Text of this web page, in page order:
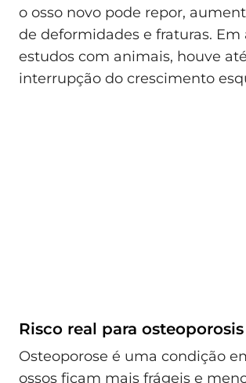
o osso novo pode repor,
de deformidades e fraturas. Em
estudos com animais, houve até
interrupção do crescimento
Risco real para osteoporosis
Osteoporose é uma condição
ossos ficam mais frágeis e